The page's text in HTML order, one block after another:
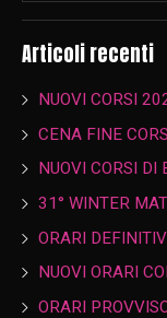
Articoli recenti
NUOVI CORSI
CENA FINE
NUOVI CORSI
31° WINTER
ORARI
NUOVI ORARI
ORARI